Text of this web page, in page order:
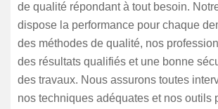
de qualité répondant à tout besoin.
dispose la performance pour chaque
des méthodes de qualité, nos
des résultats qualifiés et une bonne
des travaux. Nous assurons toutes
nos techniques adéquates et nos outils